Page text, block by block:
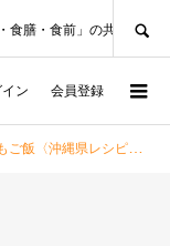
膳・食前」の共創ﾌﾟﾗｯﾄﾌ
イン 会員登録
飯〈沖縄県レシピ〉□栄養表示□